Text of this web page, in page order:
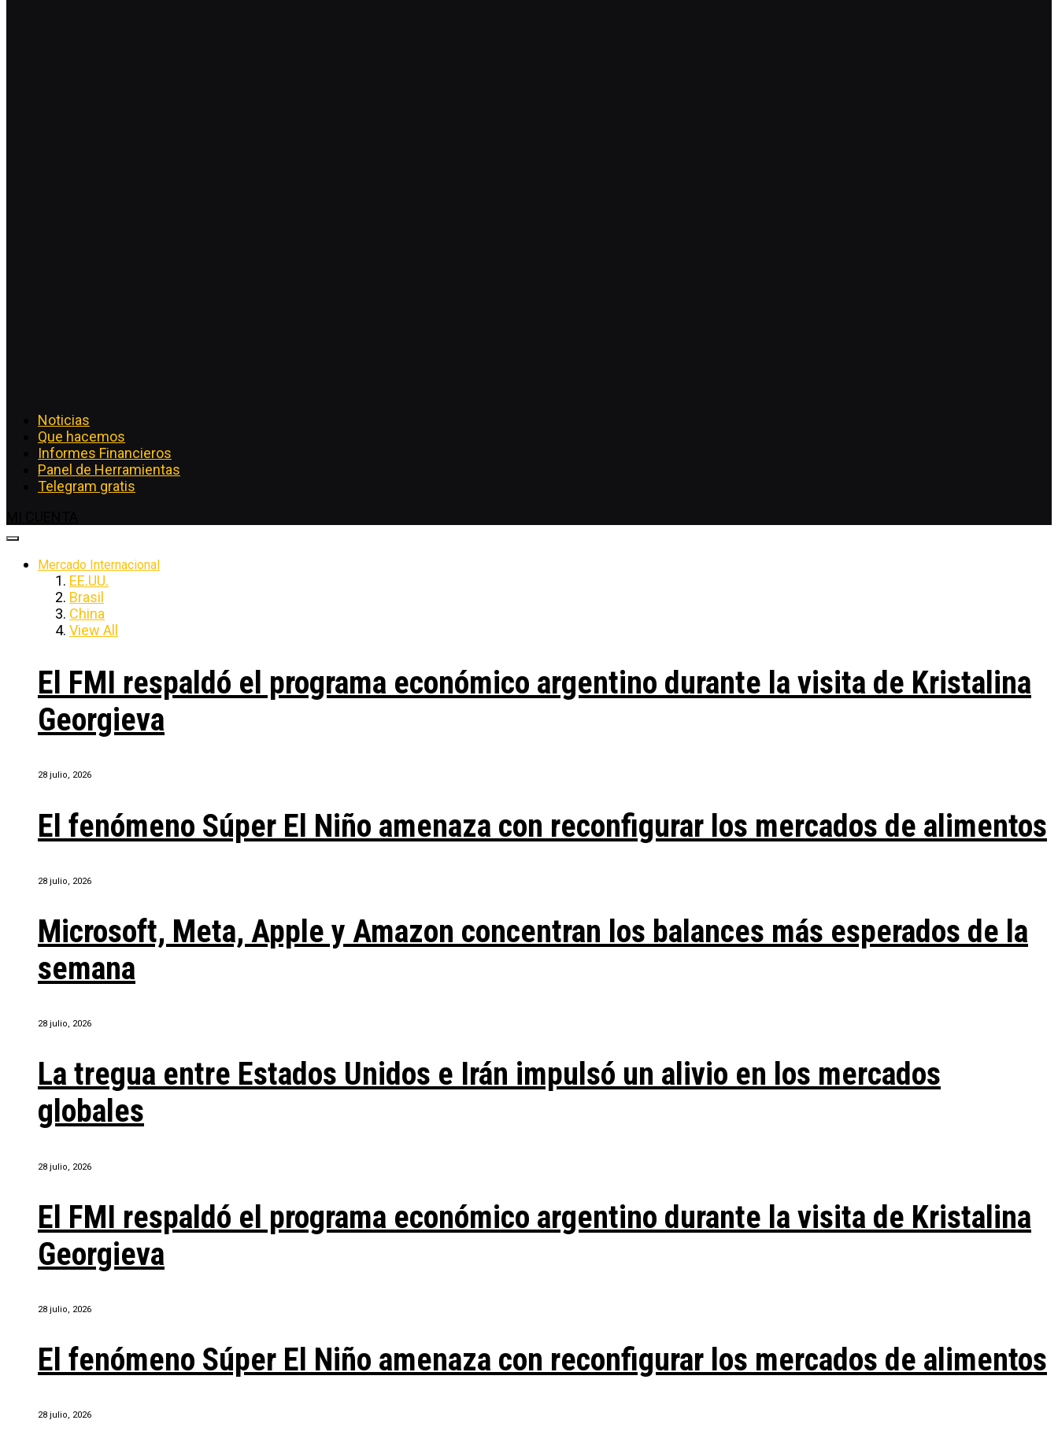
Noticias
Que hacemos
Informes Financieros
Panel de Herramientas
Telegram gratis
Mercado Internacional
EE.UU.
Brasil
China
View All
El FMI respaldó el programa económico argentino durante la visita de Kristalina
Georgieva
28 julio, 2026
El fenómeno Súper El Niño amenaza con reconfigurar los mercados de alimentos
28 julio, 2026
Microsoft, Meta, Apple y Amazon concentran los balances más esperados de la
semana
28 julio, 2026
La tregua entre Estados Unidos e Irán impulsó un alivio en los mercados
globales
28 julio, 2026
El FMI respaldó el programa económico argentino durante la visita de Kristalina
Georgieva
28 julio, 2026
El fenómeno Súper El Niño amenaza con reconfigurar los mercados de alimentos
28 julio, 2026